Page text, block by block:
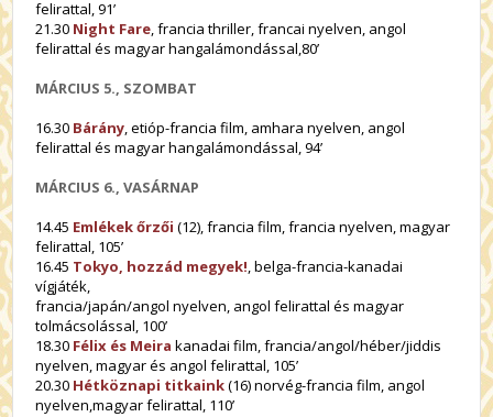
felirattal, 91’
21.30 Night Fare, francia thriller, francai nyelven, angol
felirattal és magyar hangalámondással,80’
MÁRCIUS 5., SZOMBAT
16.30 Bárány, etióp-francia film, amhara nyelven, angol
felirattal és magyar hangalámondással, 94’
MÁRCIUS 6., VASÁRNAP
14.45 Emlékek őrzői (12), francia film, francia nyelven, magyar
felirattal, 105’
16.45 Tokyo, hozzád megyek!, belga-francia-kanadai
vígjáték,
francia/japán/angol nyelven, angol felirattal és magyar
tolmácsolással, 100’
18.30 Félix és Meira kanadai film, francia/angol/héber/jiddis
nyelven, magyar és angol felirattal, 105’
20.30 Hétköznapi titkaink(16) norvég-francia film, angol
nyelven,magyar felirattal, 110’